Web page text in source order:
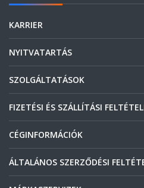
KARRIER
NYITVATARTÁS
SZOLGÁLTATÁSOK
FIZETÉSI ÉS SZÁLLÍTÁSI
CÉGINFORMÁCIÓK
ÁLTALÁNOS SZERZŐDÉSI